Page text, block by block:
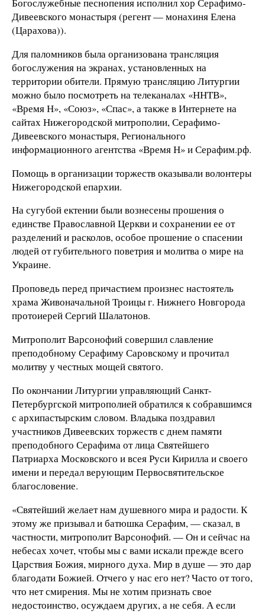
Дивеевского монастыря (регент — монахиня Елена
(Царахова)).
Для паломников была организована трансляция
богослужения на экранах, установленных на
территории обители. Прямую трансляцию Литургии
можно было посмотреть на телеканалах «ННТВ»,
«Время Н», «Союз», «Спас», а также в Интернете на
сайтах Нижегородской митрополии, Серафимо-
Дивеевского монастыря, Регионального
информационного агентства «Время Н» и Серафим.рф.
Помощь в организации торжеств оказывали волонтеры
Нижегородской епархии.
На сугубой ектении были вознесены прошения о
единстве Православной Церкви и сохранении ее от
разделений и расколов, особое прошение о спасении
людей от губительного поветрия и молитва о мире на
Украине.
Проповедь перед причастием произнес настоятель
храма Живоначальной Троицы г. Нижнего Новгорода
протоиерей Сергий Шалатонов.
Митрополит Варсонофий совершил славление
преподобному Серафиму Саровскому и прочитал
молитву у честных мощей святого.
По окончании Литургии управляющий Санкт-
Петербургской митрополией обратился к собравшимся
с архипастырским словом. Владыка поздравил
участников Дивеевских торжеств с днем памяти
преподобного Серафима от лица Святейшего
Патриарха Московского и всея Руси Кирилла и своего
имени и передал верующим Первосвятительское
благословение.
«Святейший желает нам душевного мира и радости. К
этому же призывал и батюшка Серафим, — сказал, в
частности, митрополит Варсонофий. — Он и сейчас на
небесах хочет, чтобы мы с вами искали прежде всего
Царствия Божия, мирного духа. Мир в душе — это дар
благодати Божией. Отчего у нас его нет? Часто от того,
что нет смирения. Мы не хотим признать свое
недостоинство, осуждаем других, а не себя. А если